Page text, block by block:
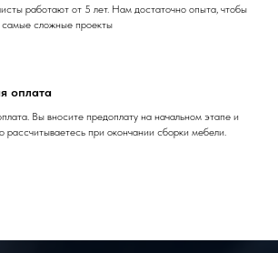
работают от 5 лет. Нам достаточно опыта, чтобы
самые сложные проекты
оплата
Вы вносите предоплату на начальном этапе и
рассчитываетесь при окончании сборки мебели.